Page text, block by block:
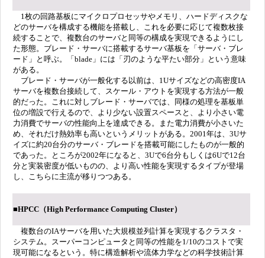
1枚の回路基板にマイクロプロセッサやメモリ、ハードディスクな
どのサーバを構成する機能を搭載し、これを必要に応じて複数枚接
続することで、複数台のサーバと同等の構成を実現できるようにし
た形態。ブレード・サーバに搭載するサーバ基板を「サーバ・ブレ
ード」と呼ぶ。「blade」には「刃のような平たい部分」という意味
がある。
ブレード・サーバが一般化する以前は、1Uサイズなどの高密度IA
サーバを複数台接続して、スケール・アウトを実現する方法が一般
的だった。これに対しブレード・サーバでは、同様の処理を基板単
位の増設で行えるので、より少ない設置スペースと、より小さい電
力消費でサーバの性能向上を達成できる。また電力消費が小さいた
め、それだけ熱効率も高いというメリットがある。2001年は、3Uサ
イズに約20台分のサーバ・ブレードを搭載可能にしたものが一般的
であった。ところが2002年になると、3Uで6台分もしくは6Uで12台
分と実装密度が低いものの、より高い性能を実現するタイプが登場
し、こちらに主流が移りつつある。
■HPCC（High Performance Computing Cluster）
複数台のIAサーバを用いた大規模並列計算を実現するクラスタ・
システム。スーパーコンピュータと同等の性能を1/10のコストで実
現可能になるという。特に構造解析や流体力学などの科学技術計算